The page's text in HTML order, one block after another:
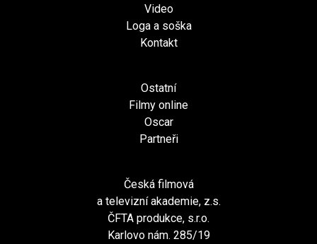
Video
Loga a soška
Kontakt
Ostatní
Filmy online
Oscar
Partneři
Česká filmová
a televizní akademie, z.s.
ČFTA produkce, s.r.o.
Karlovo nám. 285/19